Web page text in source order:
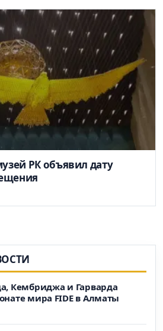
РК объявил дату
Кембриджа и Гарварда
мира FIDE в Алматы